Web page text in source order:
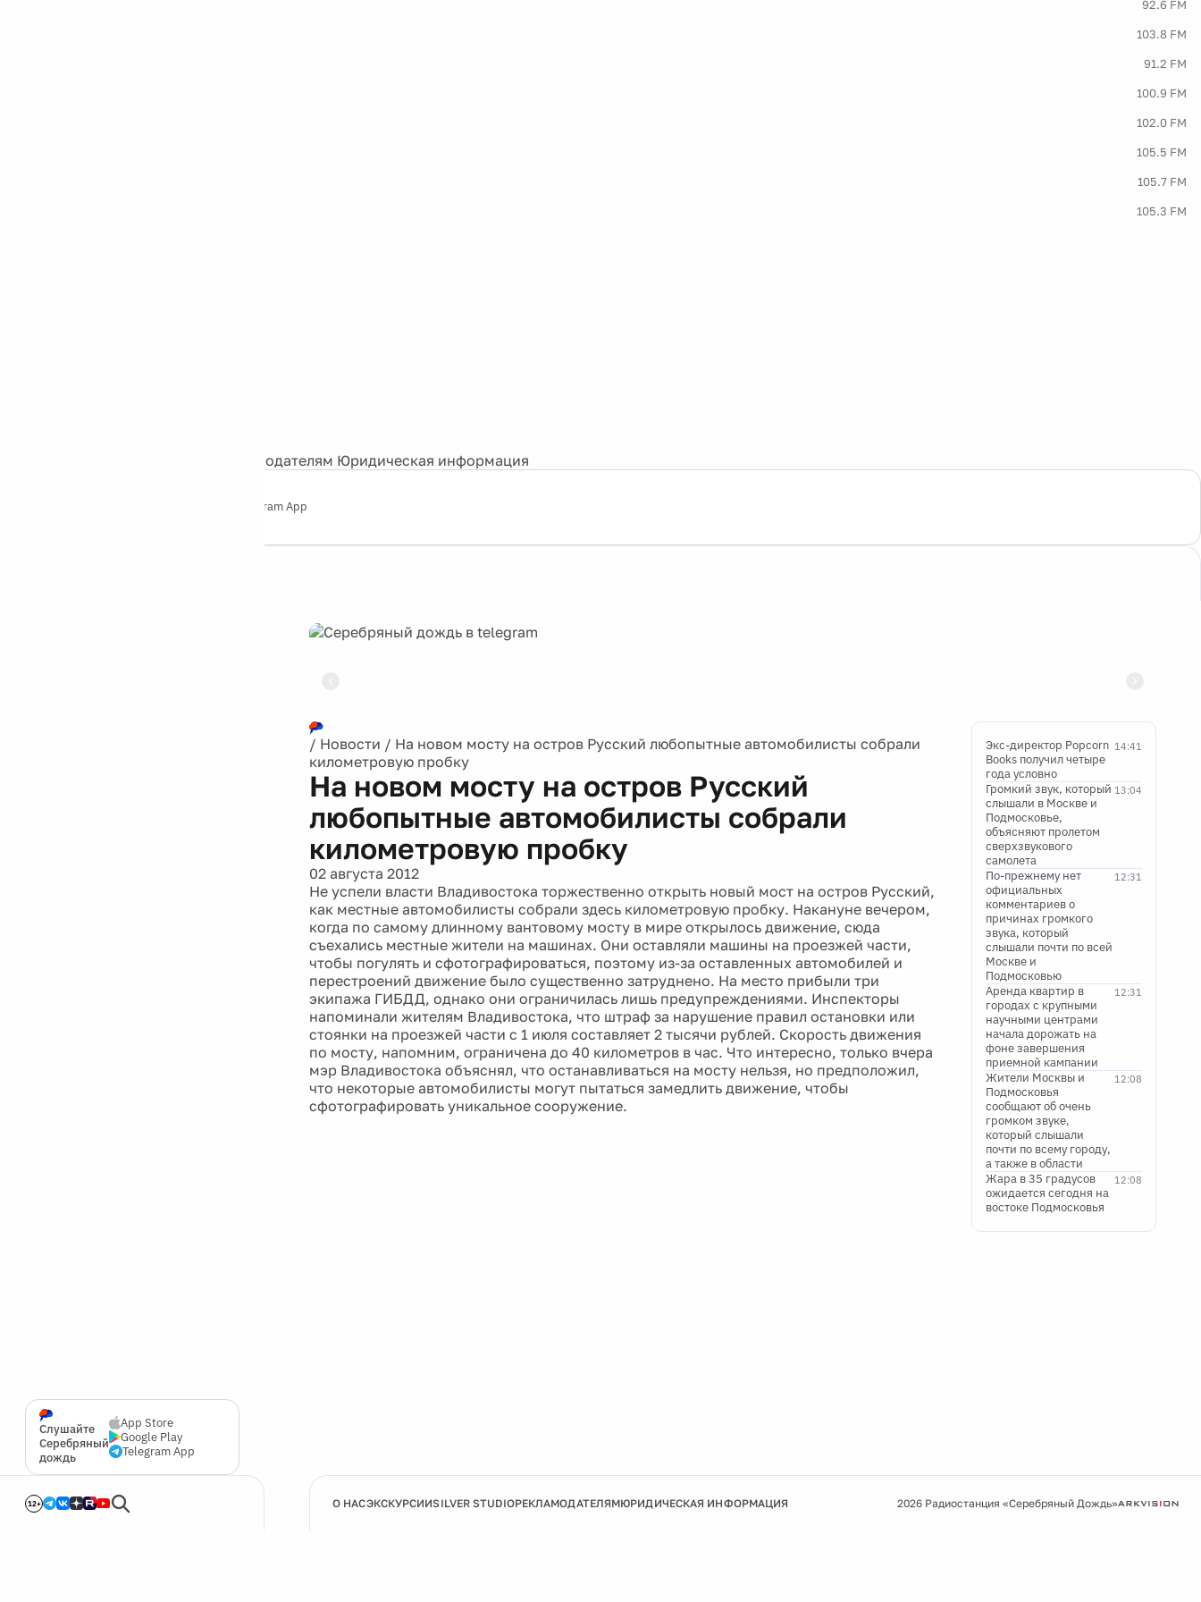
92.6 FM
103.8 FM
91.2 FM
100.9 FM
102.0 FM
105.5 FM
105.7 FM
105.3 FM
Рекламодателям Юридическая информация
Telegram App
Слушайте
Серебряный
дождь
App Store
Google Play
Telegram App
12+
/ Новости / На новом мосту на остров Русский любопытные автомобилисты собрали
километровую пробку
На новом мосту на остров Русский
любопытные автомобилисты собрали
километровую пробку
02 августа 2012
Не успели власти Владивостока торжественно открыть новый мост на остров Русский,
как местные автомобилисты собрали здесь километровую пробку. Накануне вечером,
когда по самому длинному вантовому мосту в мире открылось движение, сюда
съехались местные жители на машинах. Они оставляли машины на проезжей части,
чтобы погулять и сфотографироваться, поэтому из-за оставленных автомобилей и
перестроений движение было существенно затруднено. На место прибыли три
экипажа ГИБДД, однако они ограничилась лишь предупреждениями. Инспекторы
напоминали жителям Владивостока, что штраф за нарушение правил остановки или
стоянки на проезжей части с 1 июля составляет 2 тысячи рублей. Скорость движения
по мосту, напомним, ограничена до 40 километров в час. Что интересно, только вчера
мэр Владивостока объяснял, что останавливаться на мосту нельзя, но предположил,
что некоторые автомобилисты могут пытаться замедлить движение, чтобы
сфотографировать уникальное сооружение.
14:41
Экс-директор Popcorn
Books получил четыре
года условно
13:04
Громкий звук, который
слышали в Москве и
Подмосковье,
объясняют пролетом
сверхзвукового
самолета
12:31
По-прежнему нет
официальных
комментариев о
причинах громкого
звука, который
слышали почти по всей
Москве и
Подмосковью
12:31
Аренда квартир в
городах с крупными
научными центрами
начала дорожать на
фоне завершения
приемной кампании
12:08
Жители Москвы и
Подмосковья
сообщают об очень
громком звуке,
который слышали
почти по всему городу,
а также в области
12:08
Жара в 35 градусов
ожидается сегодня на
востоке Подмосковья
О НАСЭКСКУРСИИSILVER STUDIOРЕКЛАМОДАТЕЛЯМЮРИДИЧЕСКАЯ ИНФОРМАЦИЯ 2026 Радиостанция «Серебряный Дождь»